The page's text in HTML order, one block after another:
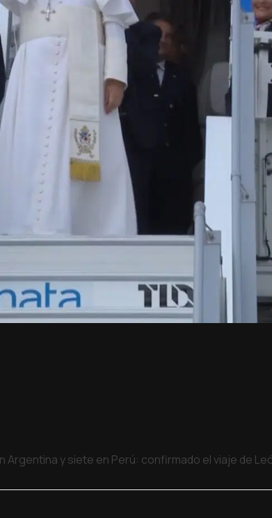
Argentina y siete en Perú: confirmado el viaje de